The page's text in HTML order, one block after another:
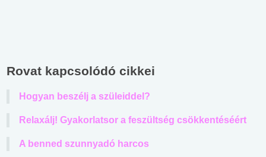
Rovat kapcsolódó cikkei
Hogyan beszélj a szüleiddel?
Relaxálj! Gyakorlatsor a feszültség csökkentéséért
A benned szunnyadó harcos